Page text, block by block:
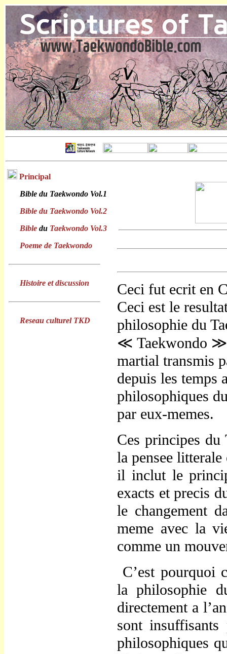
Principal
Bible du Taekwondo Vol.1
Bible du Taekwondo Vol.2
Bible du Taekwondo Vol.3
Poeme de Taekwondo
Histoire et discussion
Reseau culturel TKD
Ceci fut ecrit en
Ceci est le
philosophie du
≪ Taekwondo ≫
martial transmis
depuis les temps
philosophiques
par eux-memes.
Ces principes du
la pensee litterale
il inclut le
exacts et precis
le changement
meme avec la
comme un
C’est pourquoi
la philosophie
directement a l’
sont insuffisants
philosophiques